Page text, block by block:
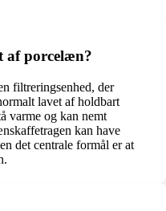
af porcelæn?
filtreringsenhed, der
lavet af holdbart
varme og kan nemt
kan have
det centrale formål er at